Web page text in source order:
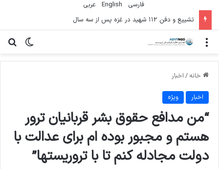
فارسی English
عربي
تشییع و دفن ۱۱۲ شهید در غزه پس از سه سال
تغییر منو
خانه / اخبار
اخبار ویژه
“من مدافع حقوق بشر قربانیان ترور
هستم و مجبور بوده ام برای عدالت با
دولت مجادله کنم تا با تروریستها”